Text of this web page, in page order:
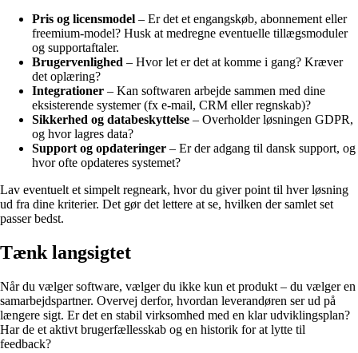
Pris og licensmodel – Er det et engangskøb, abonnement eller
freemium-model? Husk at medregne eventuelle tillægsmoduler
og supportaftaler.
Brugervenlighed – Hvor let er det at komme i gang? Kræver
det oplæring?
Integrationer – Kan softwaren arbejde sammen med dine
eksisterende systemer (fx e-mail, CRM eller regnskab)?
Sikkerhed og databeskyttelse – Overholder løsningen GDPR,
og hvor lagres data?
Support og opdateringer – Er der adgang til dansk support, og
hvor ofte opdateres systemet?
Lav eventuelt et simpelt regneark, hvor du giver point til hver løsning
ud fra dine kriterier. Det gør det lettere at se, hvilken der samlet set
passer bedst.
Tænk langsigtet
Når du vælger software, vælger du ikke kun et produkt – du vælger en
samarbejdspartner. Overvej derfor, hvordan leverandøren ser ud på
længere sigt. Er det en stabil virksomhed med en klar udviklingsplan?
Har de et aktivt brugerfællesskab og en historik for at lytte til
feedback?